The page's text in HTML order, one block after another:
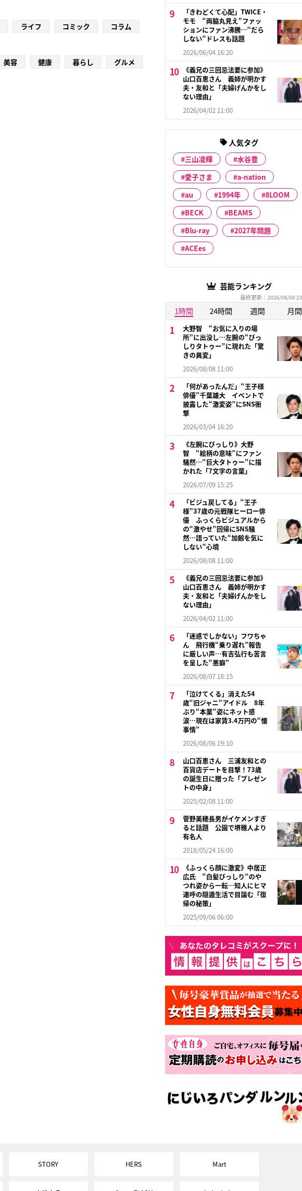
ライフ コミック
コラム
美容 健康 暮らし グルメ
「きわどくて心配」TWICE・
モモ “両脇丸見え”ファッ
ションにファン沸騰…“だら
しない”ドレスも話題
2026/06/04 16:20
《義兄の三回忌法要に参加》
山口百恵さん 義姉が明かす
夫・友和と「夫婦げんかをし
ない理由」
2026/04/02 11:00
人気タグ
三山凌輝
水谷豊
愛子さま
a-nation
au
1994年
8LOOM
BECK
BEAMS
Blu-ray
2027年問題
ACEes
芸能ランキング
最終更新：2026/08/08
1時間 24時間 週間 月間
大野智 “お気に入りの場
所”に出没し…左腕の“びっ
しりタトゥー”に現れた「驚
きの異変」
2026/08/08 11:00
「何があったんだ」“王子様
俳優”千葉雄大 イベントで
披露した“激変姿”にSNS衝
撃
2026/03/04 16:20
《左腕にびっしり》大野
智 “絵柄の意味”にファン
騒然…“巨大タトゥー”に描
かれた「7文字の言葉」
2026/07/09 15:25
「ビジュ戻してる」“王子
様”37歳の元戦隊ヒーロー俳
優 ふっくらビジュアルから
の“激やせ”回帰にSNS騒
然…語っていた“加齢を気に
しない”心境
2026/08/08 11:00
《義兄の三回忌法要に参加》
山口百恵さん 義姉が明かす
夫・友和と「夫婦げんかをし
ない理由」
2026/04/02 11:00
「迷惑でしかない」フワちゃ
ん 飛行機“乗り遅れ”報告
に厳しい声…有吉弘行も苦言
を呈した“悪癖”
2026/08/07 18:15
「泣けてくる」消えた54
歳“旧ジャニ”アイドル 8年
ぶり“本業”姿にネット感
涙…現在は家賃3.4万円の“懐
事情”
2026/08/06 19:10
山口百恵さん 三浦友和との
百貨店デートを目撃！73歳
の誕生日に贈った「プレゼン
トの中身」
2025/02/08 11:00
菅野美穂長男がイケメンすぎ
ると話題 公園で堺雅人より
有名人
2018/05/24 16:00
《ふっくら顔に激変》中居正
広氏 “白髪びっしり”のや
つれ姿から一転…知人にヒマ
連呼の隠遁生活で目論む「復
帰の秘策」
2025/09/06 06:00
STORY HERS Mart